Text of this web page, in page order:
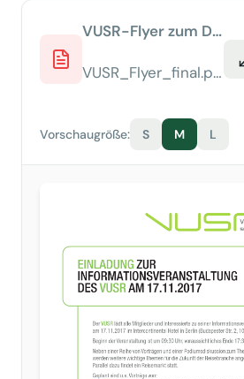
VUSR-Flyer zum Download
VUSR_Flyer_final.pdf
Vorschaugröße: S M L